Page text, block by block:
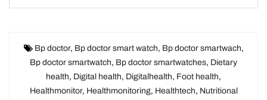
Bp doctor, Bp doctor smart watch, Bp doctor smartwach,
Bp doctor smartwatch, Bp doctor smartwatches, Dietary
health, Digital health, Digitalhealth, Foot health,
Healthmonitor, Healthmonitoring, Healthtech, Nutritional